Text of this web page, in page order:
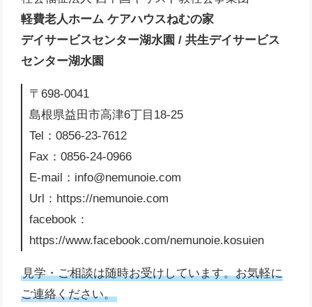
軽費老人ホーム ケアハウスねむの家
デイサービスセンター湖水園 / 共生デイサービス
センター湖水園
〒698-0041
島根県益田市高津6丁目18-25
Tel：0856-23-7612
Fax：0856-24-0966
E-mail：info@nemunoie.com
Url：https://nemunoie.com
facebook：
https://www.facebook.com/nemunoie.kosuien
見学・ご相談は随時お受けしています。お気軽に
ご連絡ください。